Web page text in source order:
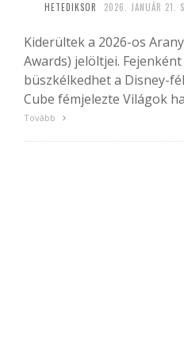
HETEDIKSOR 2026. JANUÁR 21.
Kiderültek a 2026-os
Awards) jelöltjei.
büszkélkedhet a Disney-
Cube fémjelezte Világok
Tovább